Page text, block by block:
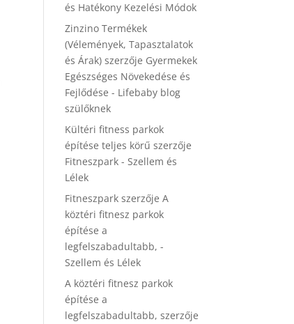
és Hatékony Kezelési Módok
Zinzino Termékek
(Vélemények, Tapasztalatok
és Árak) szerzője Gyermekek
Egészséges Növekedése és
Fejlődése - Lifebaby blog
szülőknek
Kültéri fitness parkok
építése teljes körű szerzője
Fitneszpark - Szellem és
Lélek
Fitneszpark szerzőjeA
köztéri fitnesz parkok
építése a
legfelszabadultabb, -
Szellem és Lélek
A köztéri fitnesz parkok
építése a
legfelszabadultabb, szerzője